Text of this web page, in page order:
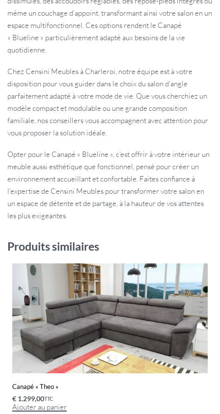
même un couchage d’appoint, transformant ainsi votre salon en un
espace multifonctionnel. Ces options rendent le Canapé
« Blueline » particulièrement adapté aux besoins de la vie
quotidienne.
Chez Censini Meubles à Charleroi, notre équipe est à votre
disposition pour vous guider dans le choix du salon d’angle
parfaitement adapté à votre mode de vie. Que vous cherchiez un
modèle compact et modulable ou une grande composition
familiale, nos conseillers vous accompagnent avec attention pour
vous proposer la solution idéale.
Opter pour le Canapé « Blueline », c’est offrir à votre intérieur un
meuble aussi esthétique que fonctionnel, pensé pour créer un
environnement accueillant et confortable. Faites confiance à
l’expertise de Censini Meubles pour transformer votre salon en
un espace de détente et de partage, à la hauteur de vos attentes
les plus exigeantes.
Produits similaires
Canapé « Theo »
€ 1.299,00TTC
Ajouter au panier